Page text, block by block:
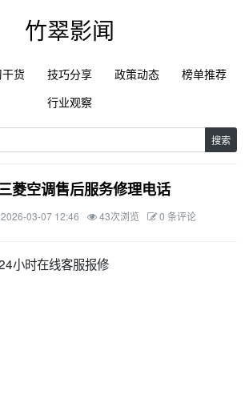
竹翠影闻
货 技巧分享 政策动态
榜单推荐
行业观察
搜索
菱空调售后服务修理电话
03-07 12:46 43次浏览 0 条评论
小时在线客服报修